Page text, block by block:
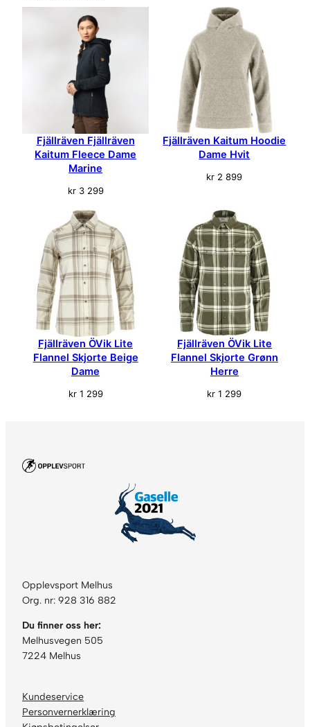
Fjällräven Fjällräven
Kaitum Fleece Dame
Marine
kr3 299
Fjällräven Kaitum Hoodie
Dame Hvit
kr 2 899
Fjällräven ÖVik Lite
Flannel Skjorte Beige
Dame
kr1 299
Fjällräven ÖVik Lite
Flannel Skjorte Grønn
Herre
kr 1 299
Opplevsport Melhus
Org. nr: 928 316 882
Du finner oss her:
Melhusvegen 505
7224 Melhus
Kundeservice
Personvernerklæring